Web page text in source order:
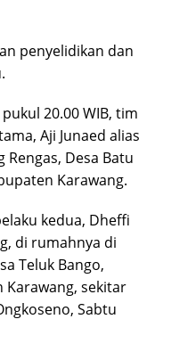
penyelidikan dan
20.00 WIB, tim
Aji Junaed alias
Desa Batu
Karawang.
kedua, Dheffi
di rumahnya di
Teluk Bango,
Karawang, sekitar
Sabtu